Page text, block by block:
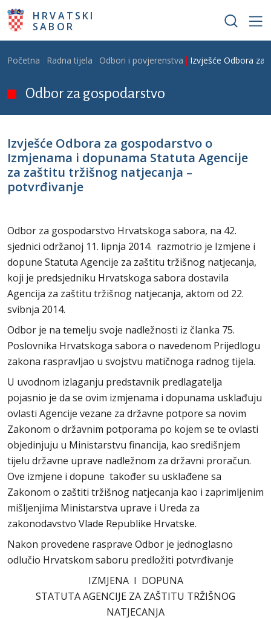
Skoči na glavni sadržaj
HRVATSKI
SABOR
Breadcrumb
Početna Radna tijela Odbori i povjerenstva Izvješće Odbora za
Odbor za gospodarstvo
Izvješće Odbora za gospodarstvo o
Izmjenama i dopunama Statuta Agencije
za zaštitu tržišnog natjecanja –
potvrđivanje
Odbor za gospodarstvo Hrvatskoga sabora, na 42.
sjednici održanoj 11. lipnja 2014. razmotrio je Izmjene i
dopune Statuta Agencije za zaštitu tržišnog natjecanja,
koji je predsjedniku Hrvatskoga sabora dostavila
Agencija za zaštitu tržišnog natjecanja, aktom od 22.
svibnja 2014.
Odbor je na temelju svoje nadležnosti iz članka 75.
Poslovnika Hrvatskoga sabora o navedenom Prijedlogu
zakona raspravljao u svojstvu matičnoga radnog tijela.
U uvodnom izlaganju predstavnik predlagatelja
pojasnio je da se ovim izmjenama i dopunama usklađuju
ovlasti Agencije vezane za državne potpore sa novim
Zakonom o državnim potporama po kojem se te ovlasti
objedinjuju u Ministarstvu financija, kao središnjem
tijelu državne uprave nadležnom za državni proračun.
Ove izmjene i dopune također su usklađene sa
Zakonom o zaštiti tržišnog natjecanja kao i zaprimljenim
mišljenjima Ministarstva uprave i Ureda za
zakonodavstvo Vlade Republike Hrvatske.
Nakon provedene rasprave Odbor je jednoglasno
odlučio Hrvatskom saboru predložiti potvrđivanje
IZMJENA I DOPUNA
STATUTA AGENCIJE ZA ZAŠTITU TRŽIŠNOG
NATJECANJA